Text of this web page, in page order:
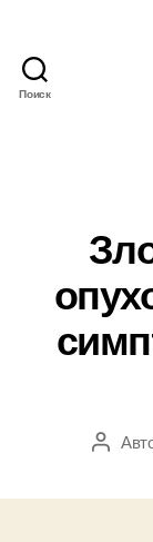
Поиск
Автор